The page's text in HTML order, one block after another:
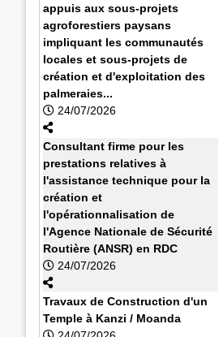
appuis aux sous-projets
agroforestiers paysans
impliquant les communautés
locales et sous-projets de
création et d'exploitation des
palmeraies...
24/07/2026
Consultant firme pour les
prestations relatives à
l'assistance technique pour la
création et
l'opérationnalisation de
l'Agence Nationale de Sécurité
Routière (ANSR) en RDC
24/07/2026
Travaux de Construction d'un
Temple à Kanzi / Moanda